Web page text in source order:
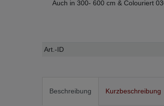
Auch in 300- 600 cm & Colouriert
Technisches
Wert
Art.-ID
Beschreibung Kurzbeschreibung